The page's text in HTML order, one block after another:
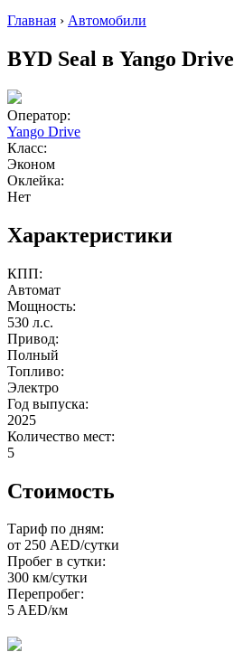
Главная › Автомобили
BYD Seal в Yango Drive
Оператор:
Yango Drive
Класс:
Эконом
Оклейка:
Нет
Характеристики
КПП:
Автомат
Мощность:
530 л.с.
Привод:
Полный
Топливо:
Электро
Год выпуска:
2025
Количество мест:
5
Стоимость
Тариф по дням:
от 250 AED/сутки
Пробег в сутки:
300 км/сутки
Перепробег:
5 AED/км